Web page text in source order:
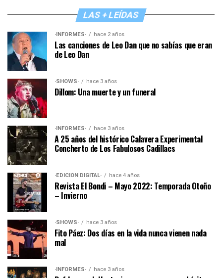
LAS + LEÍDAS
·INFORMES· hace 2 años
Las canciones de Leo Dan que no sabías que eran
de Leo Dan
·SHOWS· hace 3 años
Dillom: Una muerte y un funeral
·INFORMES· hace 3 años
A 25 años del histórico Calavera Experimental
Concherto de Los Fabulosos Cadillacs
·EDICIÓN DIGITAL· hace 4 años
Revista El Bondi – Mayo 2022: Temporada Otoño
– Invierno
·SHOWS· hace 3 años
Fito Páez: Dos días en la vida nunca vienen nada
mal
·INFORMES· hace 3 años